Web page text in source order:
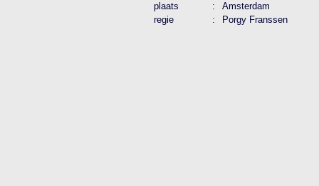
plaats
:
Amsterdam
regie
: Porgy Franssen